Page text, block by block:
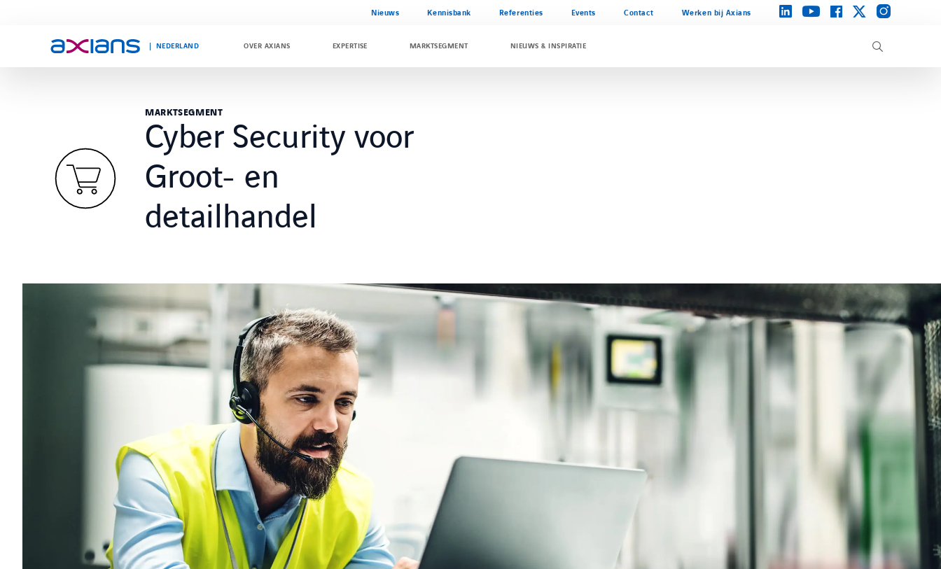
Nieuws Kennisbank Referenties Events Contact Werken bij Axians linkedinyoutubefacebooktwitterinstagram
NEDERLAND OVER AXIANS EXPERTISE MARKTSEGMENT NIEUWS & INSPIRATIE
MARKTSEGMENT
Cyber Security voor
Groot- en
detailhandel